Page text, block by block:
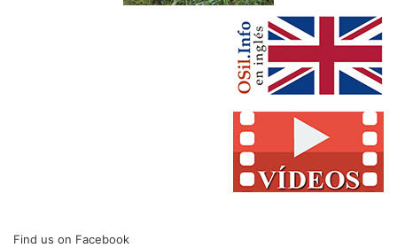
Find us on Facebook